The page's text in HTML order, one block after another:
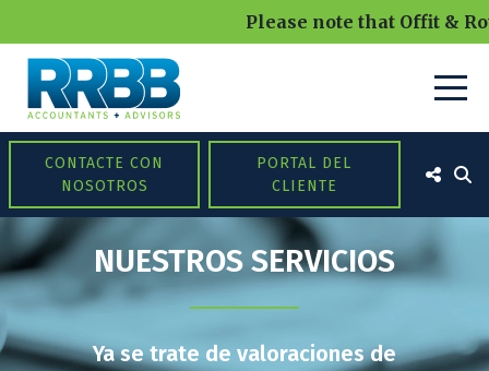
Please note that Offit &
CONTACTE CON
NOSOTROS
PORTAL DEL
CLIENTE
NUESTROS SERVICIOS
Ya se trate de valoraciones de